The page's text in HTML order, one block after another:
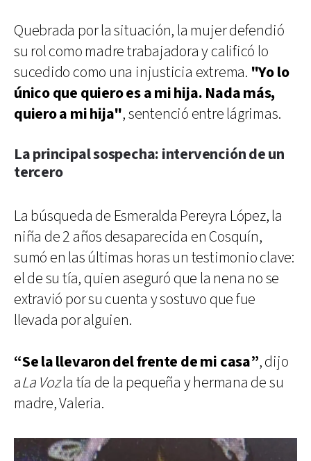
Quebrada por la situación, la mujer defendió
su rol como madre trabajadora y calificó lo
sucedido como una injusticia extrema. "Yo lo
único que quiero es a mi hija. Nada más,
quiero a mi hija", sentenció entre lágrimas.
La principal sospecha: intervención de un
tercero
La búsqueda de Esmeralda Pereyra López, la
niña de 2 años desaparecida en Cosquín,
sumó en las últimas horas un testimonio clave:
el de su tía, quien aseguró que la nena no se
extravió por su cuenta y sostuvo que fue
llevada por alguien.
“Se la llevaron del frente de mi casa”, dijo
aLa Vozla tía de la pequeña y hermana de su
madre, Valeria.